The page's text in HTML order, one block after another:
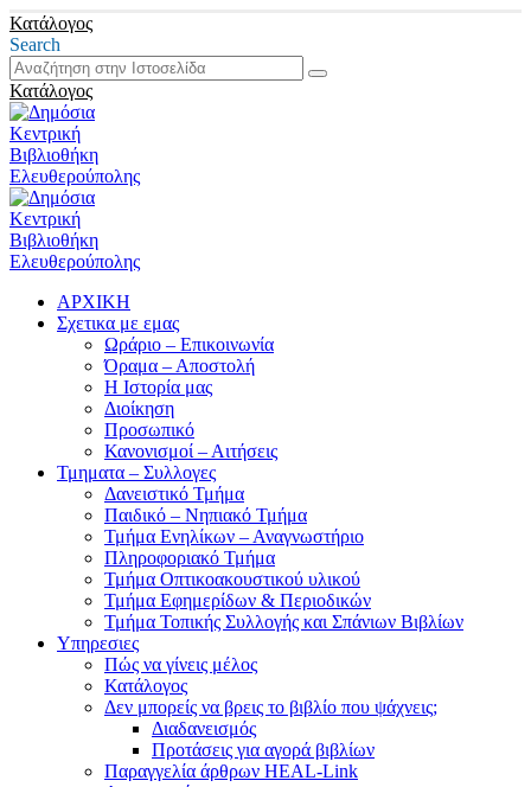
Κατάλογος
Search
Κατάλογος
ΑΡΧΙΚΗ
Σχετικα με εμας
Ωράριο – Επικοινωνία
Όραμα – Αποστολή
Η Ιστορία μας
Διοίκηση
Προσωπικό
Κανονισμοί – Αιτήσεις
Τμηματα – Συλλογες
Δανειστικό Τμήμα
Παιδικό – Νηπιακό Τμήμα
Τμήμα Ενηλίκων – Αναγνωστήριο
Πληροφοριακό Τμήμα
Τμήμα Οπτικοακουστικού υλικού
Τμήμα Εφημερίδων & Περιοδικών
Τμήμα Τοπικής Συλλογής και Σπάνιων Βιβλίων
Υπηρεσιες
Πώς να γίνεις μέλος
Κατάλογος
Δεν μπορείς να βρεις το βιβλίο που ψάχνεις;
Διαδανεισμός
Προτάσεις για αγορά βιβλίων
Παραγγελία άρθρων HEAL-Link